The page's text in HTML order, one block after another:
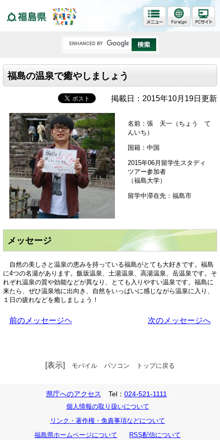
福島の温泉で癒やしましょう
掲載日：2015年10月19日更新
名前：張 天一（ちょう て
んいち）
国籍：中国
2015年06月留学生スタディ
ツアー参加者
（福島大学）
留学中滞在先：福島市
メッセージ
自然の美しさと温泉の恵みを持っている福島がとても大好きです。福島
に4つの名湯があります。飯坂温泉、土湯温泉、高湯温泉、岳温泉です。そ
れぞれ温泉の質や効能などが異なり、とても入りやすい温泉です。福島に
来たら、ぜひ温泉地に出向き、自然をいっぱいに感じながら温泉に入り、
１日の疲れなどを癒しましょう！
前のメッセージヘ 次のメッセージへ
[表示] モバイル パソコン トップに戻る
県庁へのアクセス Tel： 024-521-1111
個人情報の取り扱いについて
リンク・著作権・免責事項などについて
福島県ホームページについて
RSS配信について